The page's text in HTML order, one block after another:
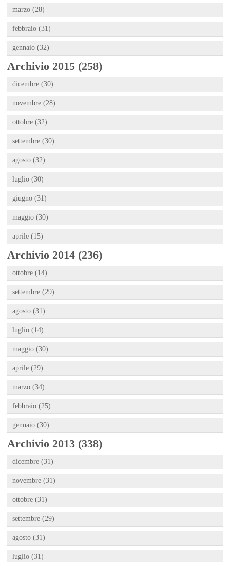
marzo (28)
febbraio (31)
gennaio (32)
Archivio 2015 (258)
dicembre (30)
novembre (28)
ottobre (32)
settembre (30)
agosto (32)
luglio (30)
giugno (31)
maggio (30)
aprile (15)
Archivio 2014 (236)
ottobre (14)
settembre (29)
agosto (31)
luglio (14)
maggio (30)
aprile (29)
marzo (34)
febbraio (25)
gennaio (30)
Archivio 2013 (338)
dicembre (31)
novembre (31)
ottobre (31)
settembre (29)
agosto (31)
luglio (31)